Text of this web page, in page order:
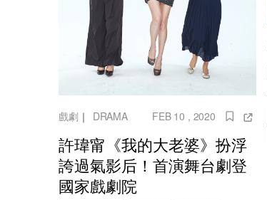
戲劇 ｜ DRAMA FEB 10 , 2020
許瑋甯《我的大老婆》扮浮
誇過氣影后！首演舞台劇登
國家戲劇院